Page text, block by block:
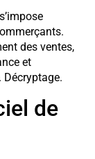
des ventes,
et
de